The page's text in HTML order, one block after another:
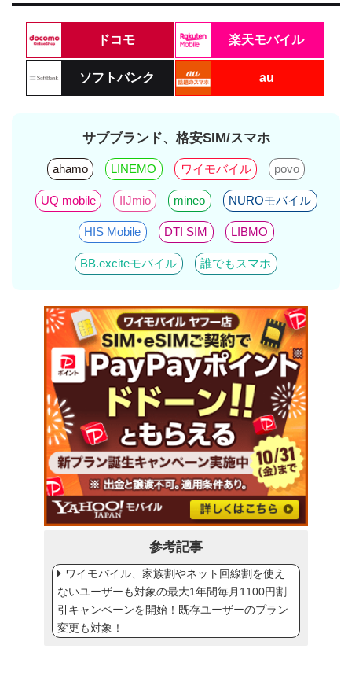
ドコモ 楽天モバイル
ソフトバンク au
サブブランド、格安SIM/スマホ
ahamo LINEMO ワイモバイル povo
UQ mobile IIJmio mineo NUROモバイル
HIS Mobile DTI SIM LIBMO
BB.exciteモバイル 誰でもスマホ
参考記事
ワイモバイル、家族割やネット回線割を使え
ないユーザーも対象の最大1年間毎月1100円割
引キャンペーンを開始！既存ユーザーのプラン
変更も対象！